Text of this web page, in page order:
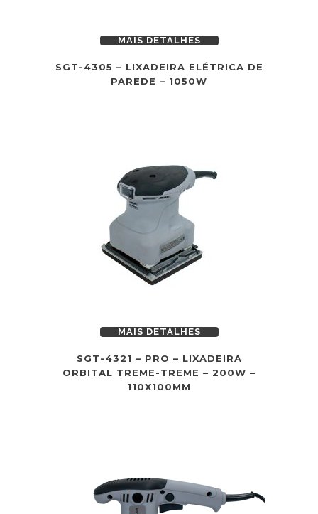
MAIS DETALHES
SGT-4305 – LIXADEIRA ELÉTRICA DE
PAREDE – 1050W
MAIS DETALHES
SGT-4321 – PRO – LIXADEIRA
ORBITAL TREME-TREME – 200W –
110X100MM